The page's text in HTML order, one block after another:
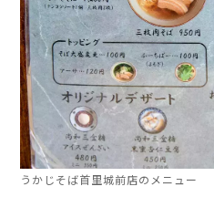
うかじそば首里城前店のメニュー